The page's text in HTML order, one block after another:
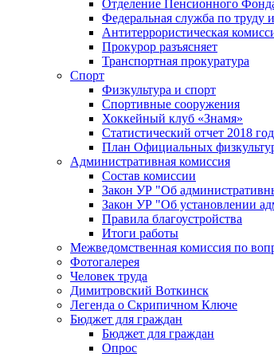
Отделение Пенсионного
Федеральная служба по труду
Антитеррористическая
Прокурор разъясняет
Транспортная прокуратура
Спорт
Физкультура и спорт
Спортивные сооружения
Хоккейный клуб «Знамя»
Статистический отчет 2018 год
План Официальных
Административная комиссия
Состав комиссии
Закон УР "Об
Закон УР "Об установлении
Правила благоустройства
Итоги работы
Межведомственная комиссия по
Фотогалерея
Человек труда
Димитровский Воткинск
Легенда о Скрипичном Ключе
Бюджет для граждан
Бюджет для граждан
Опрос